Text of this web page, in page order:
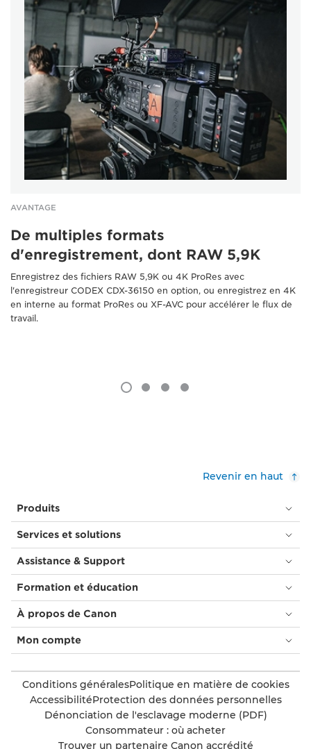
AVANTAGE
De multiples formats
d'enregistrement, dont RAW 5,9K
Enregistrez des fichiers RAW 5,9K ou 4K ProRes avec
l'enregistreur CODEX CDX-36150 en option, ou enregistrez en 4K
en interne au format ProRes ou XF-AVC pour accélérer le flux de
travail.
Revenir en haut
Produits
Services et solutions
Assistance & Support
Formation et éducation
À propos de Canon
Mon compte
Conditions généralesPolitique en matière de cookies
AccessibilitéProtection des données personnelles
Dénonciation de l'esclavage moderne (PDF)
Consommateur : où acheter
Trouver un partenaire Canon accrédité